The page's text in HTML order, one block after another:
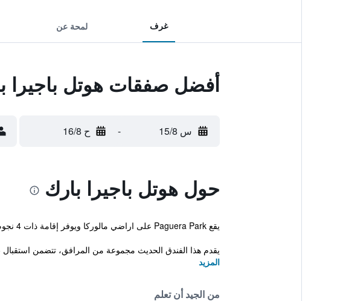
غرف لمحة عن
أفضل صفقات هوتل باجيرا
س 15/8 - ح 16/8
حول هوتل باجيرا بارك
يقع Paguera Park على اراضي مالوركا ويوفر إقامة ذات 4 نجوم بالإضافة إلى مسبح داخلي وتراس على سطح. كما يتوفر أيضاً سونا ونادي رياضي.
يقدم هذا الفندق الحديث مجموعة من المرافق، تتضمن
المزيد
من الجيد أن تعلم